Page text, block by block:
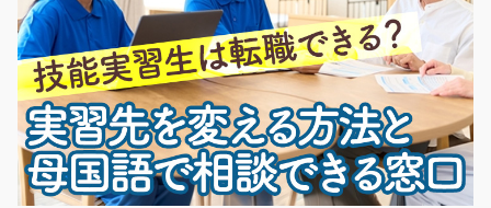
気になる
ホームセンターお菓子の品出しのお仕事/y08_0064
0急募
主にホームセンターの商品を発送できるように包装紙で